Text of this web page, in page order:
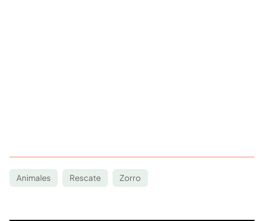
Animales Rescate Zorro